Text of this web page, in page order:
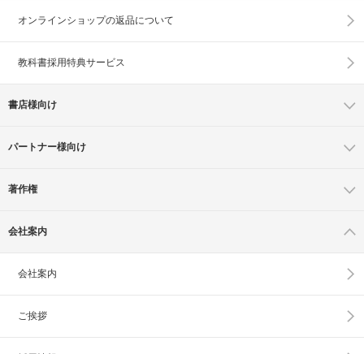
オンラインショップの返品について
教科書採用特典サービス
書店様向け
パートナー様向け
著作権
会社案内
会社案内
ご挨拶